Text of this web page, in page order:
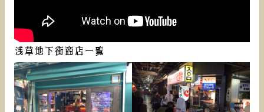
浅草地下街商店一覧